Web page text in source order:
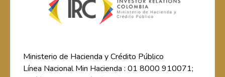
Ministerio de Hacienda y Crédito Público
Línea Nacional Min Hacienda : 01 8000 910071;